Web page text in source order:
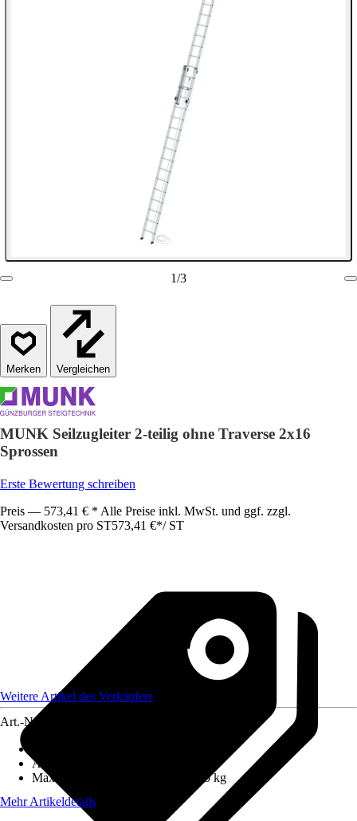
1/3
Vergleichen
MUNK Seilzugleiter 2-teilig ohne Traverse 2x16
Sprossen
Erste Bewertung schreiben
Preis — 573,41 € * Alle Preise inkl. MwSt. und ggf. zzgl.
Versandkosten pro ST573,41 €*/ ST
Weitere Artikel des Verkäufers
Art.-Nr.
Arbeitshöhe
Maximales Belastungsgewicht
150 kg
Mehr Artikeldetails